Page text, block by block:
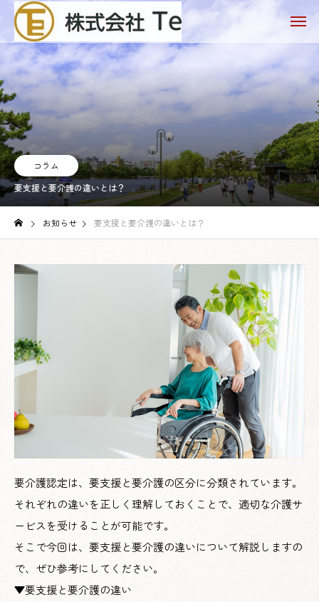
コラム
要支援と要介護の違いとは？
お知らせ 要支援と要介護の違いとは？
要介護認定は、要支援と要介護の区分に分類されています。
それぞれの違いを正しく理解しておくことで、適切な介護サ
ービスを受けることが可能です。
そこで今回は、要支援と要介護の違いについて解説しますの
で、ぜひ参考にしてください。
▼要支援と要介護の違い